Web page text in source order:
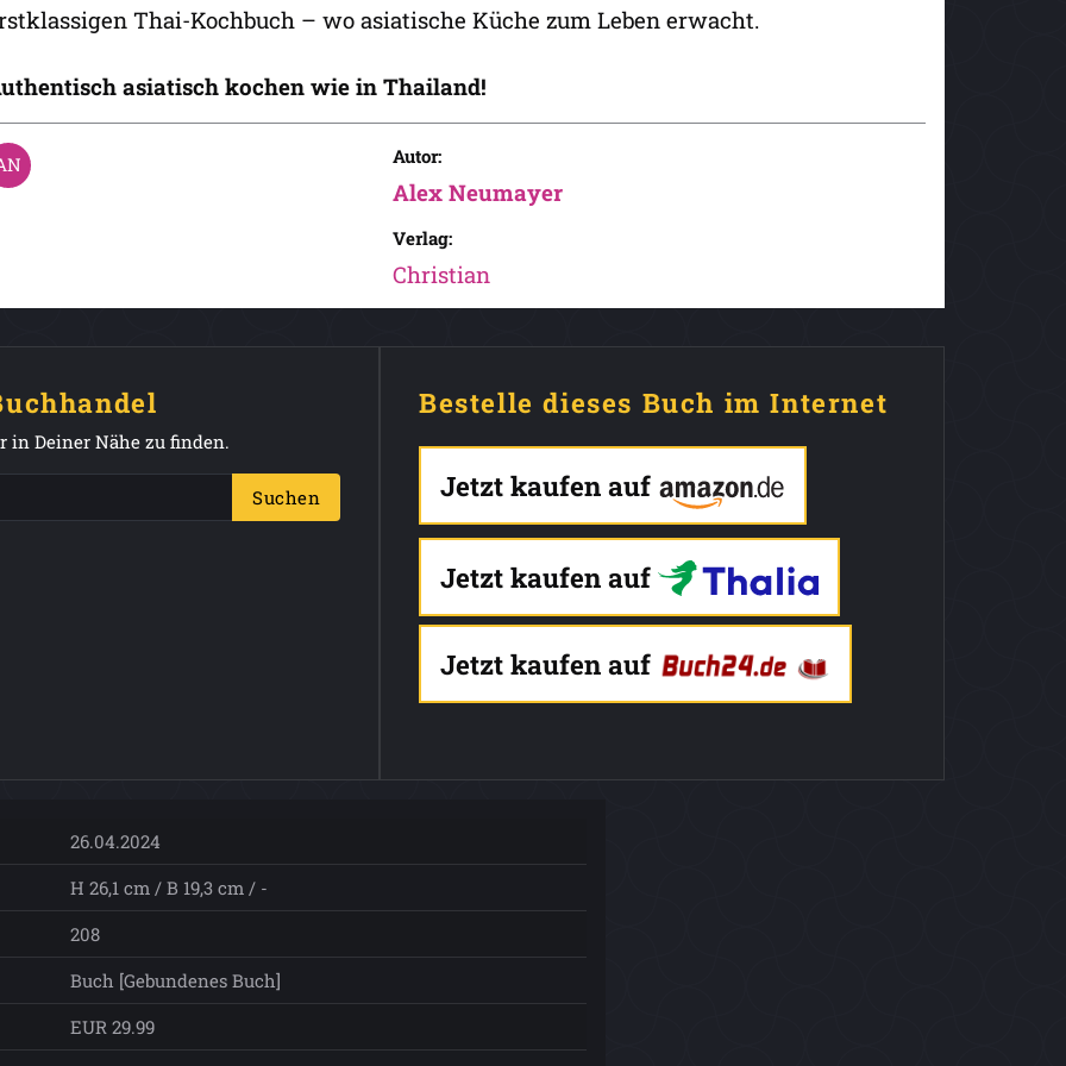
Thai-Kochbuch – wo asiatische Küche zum Leben erwacht.
asiatisch kochen wie in Thailand!
Autor:
Alex Neumayer
Verlag:
Christian
in Deiner Nähe zu finden.
Suchen
Bestelle dieses Buch im Internet
Jetzt kaufen auf
Jetzt kaufen auf
Jetzt kaufen auf
26.04.2024
H 26,1 cm / B 19,3 cm / -
208
Buch [Gebundenes Buch]
EUR 29.99